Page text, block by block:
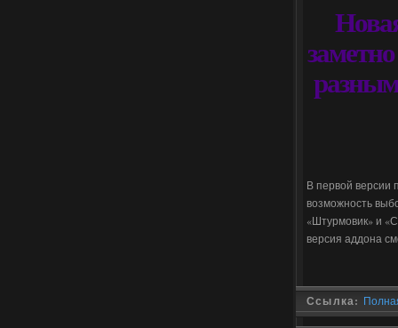
В первой версии
возможность
«Штурмовик» и
версия аддона
Ссылка: